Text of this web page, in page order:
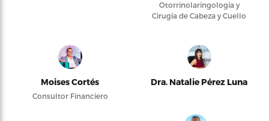
Otorrinolaringología y
Cirugía de Cabeza y Cuello
Moises Cortés
Consultor Financiero
Dra. Natalie Pérez Luna